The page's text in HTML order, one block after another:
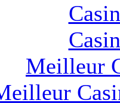
Meilleur